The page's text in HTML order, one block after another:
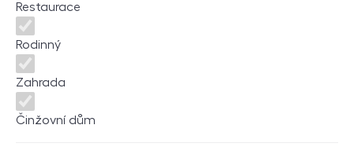
Restaurace
Rodinný
Zahrada
Činžovní dům